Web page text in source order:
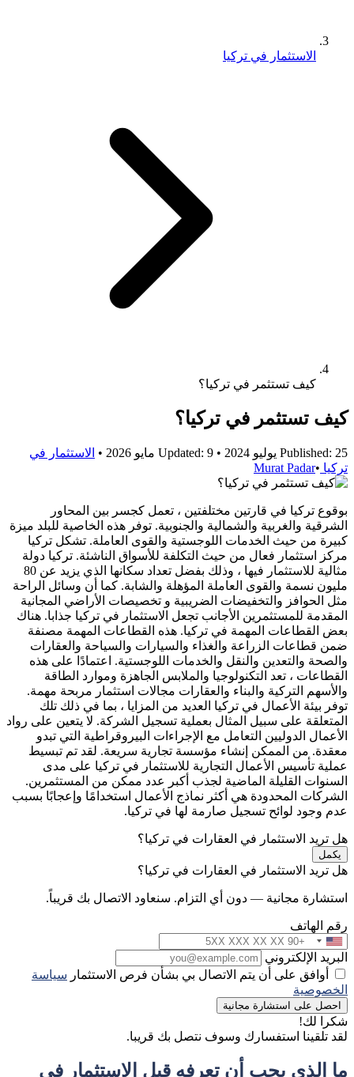
الاستثمار في تركيا
كيف تستثمر في تركيا؟
كيف تستثمر في تركيا؟
Published: 25 يوليو 2024 • Updated: 9 مايو 2026 • الاستثمار في
تركيا •
Murat Padar
بوقوع تركيا في قارتين مختلفتين ، تعمل كجسر بين المحاور
الشرقية والغربية والشمالية والجنوبية. توفر هذه الخاصية للبلد ميزة
كبيرة من حيث الخدمات اللوجستية والقوى العاملة. تشكل تركيا
مركز استثمار فعال من حيث التكلفة للأسواق الناشئة. تركيا دولة
مثالية للاستثمار فيها ، وذلك بفضل تعداد سكانها الذي يزيد عن 80
مليون نسمة والقوى العاملة المؤهلة والشابة. كما أن وسائل الراحة
مثل الحوافز والتخفيضات الضريبية و تخصيصات الأراضي المجانية
المقدمة للمستثمرين الأجانب تجعل الاستثمار في تركيا جذابا. هناك
بعض القطاعات المهمة في تركيا. هذه القطاعات المهمة مصنفة
ضمن قطاعات الزراعة والغذاء والسيارات والسياحة والعقارات
والصحة والتعدين والنقل والخدمات اللوجستية. اعتمادًا على هذه
القطاعات ، تعد التكنولوجيا والملابس الجاهزة وموارد الطاقة
والأسهم التركية والبناء والعقارات مجالات استثمار مربحة مهمة.
توفر بيئة الأعمال في تركيا العديد من المزايا ، بما في ذلك تلك
المتعلقة على سبيل المثال بعملية تسجيل الشركة. لا يتعين على رواد
الأعمال الدوليين التعامل مع الإجراءات البيروقراطية التي تبدو
معقدة. من الممكن إنشاء مؤسسة تجارية سريعة. لقد تم تبسيط
عملية تأسيس الأعمال التجارية للاستثمار في تركيا على مدى
السنوات القليلة الماضية لجذب أكبر عدد ممكن من المستثمرين.
الشركات المحدودة هي أكثر نماذج الأعمال استخدامًا وإعجابًا بسبب
عدم وجود لوائح تسجيل صارمة لها في تركيا.
هل تريد الاستثمار في العقارات في تركيا؟
يكمل
هل تريد الاستثمار في العقارات في تركيا؟
استشارة مجانية — دون أي التزام. سنعاود الاتصال بك قريباً.
رقم الهاتف
البريد الإلكتروني
أوافق على أن يتم الاتصال بي بشأن فرص الاستثمار سياسة
الخصوصية
احصل على استشارة مجانية
شكرا لك!
لقد تلقينا استفسارك وسوف نتصل بك قريبا.
ما الذي يجب أن تعرفه قبل الاستثمار في